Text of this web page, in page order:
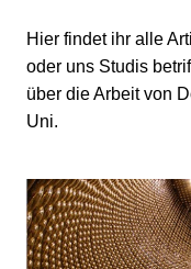
Hier findet ihr alle
oder uns Studis
über die Arbeit von
Uni.